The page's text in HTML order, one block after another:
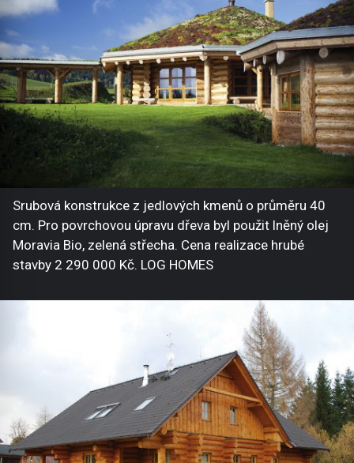
Srubová konstrukce z jedlových kmenů o průměru 40
cm. Pro povrchovou úpravu dřeva byl použit lněný olej
Moravia Bio, zelená střecha. Cena realizace hrubé
stavby 2 290 000 Kč. LOG HOMES